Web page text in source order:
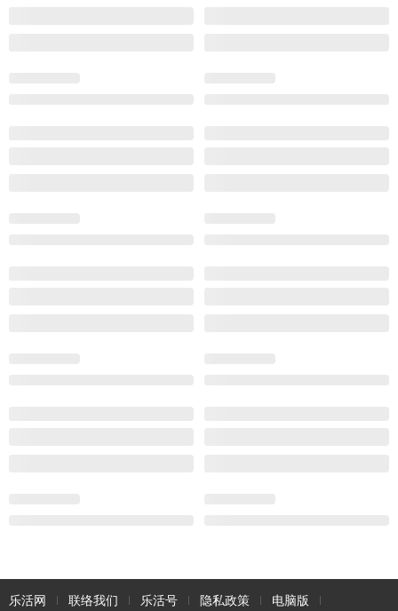
乐活网 联络我们 乐活号 隐私政策 电脑版